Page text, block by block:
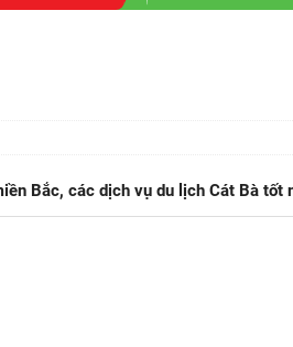
Bắc, các dịch vụ du lịch Cát Bà tốt